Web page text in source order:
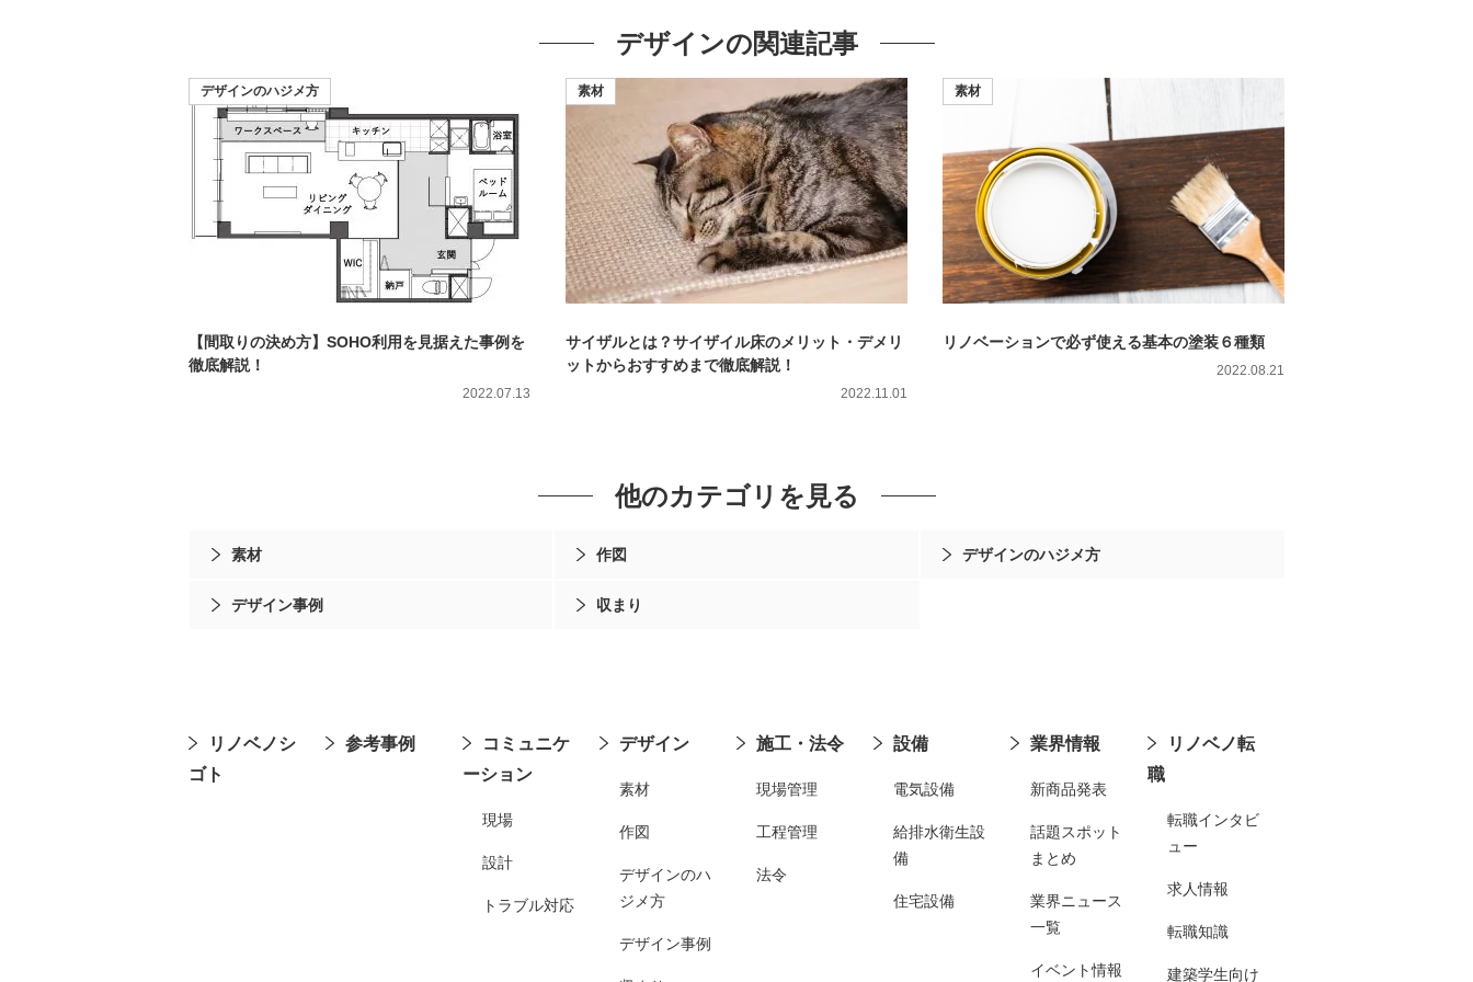
デザインの関連記事
【間取りの決め方】SOHO利用を見据えた事例を
徹底解説！
デザインのハジメ方
2022.07.13
サイザルとは？サイザイル床のメリット・デメリ
ットからおすすめまで徹底解説！
素材
2022.11.01
リノベーションで必ず使える基本の塗装６種類
素材
2022.08.21
他のカテゴリを見る
素材 作図 デザインのハジメ方
デザイン事例 収まり
リノベノシ
ゴト
参考事例
コミュニケ
ーション
現場
設計
トラブル対応
デザイン
素材
作図
デザインのハ
ジメ方
デザイン事例
施工・法令
現場管理
工程管理
法令
設備
電気設備
給排水衛生設
備
住宅設備
業界情報
新商品発表
話題スポット
まとめ
業界ニュース
一覧
イベント情報
リノベノ転
職
転職インタビ
ュー
求人情報
転職知識
建築学生向け